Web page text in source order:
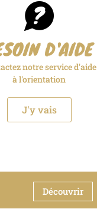
D'AIDE
notre service d'aide
à l'orientation
J'y vais
Découvrir